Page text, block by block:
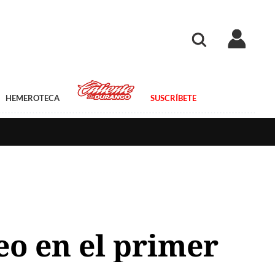
HEMEROTECA SUSCRÍBETE
en el primer